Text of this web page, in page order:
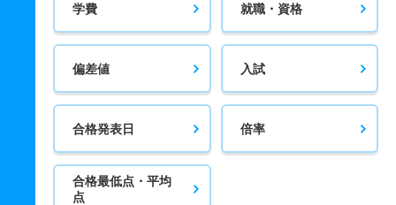
学費 就職・資格
偏差値 入試
合格発表日 倍率
合格最低点・平均
点